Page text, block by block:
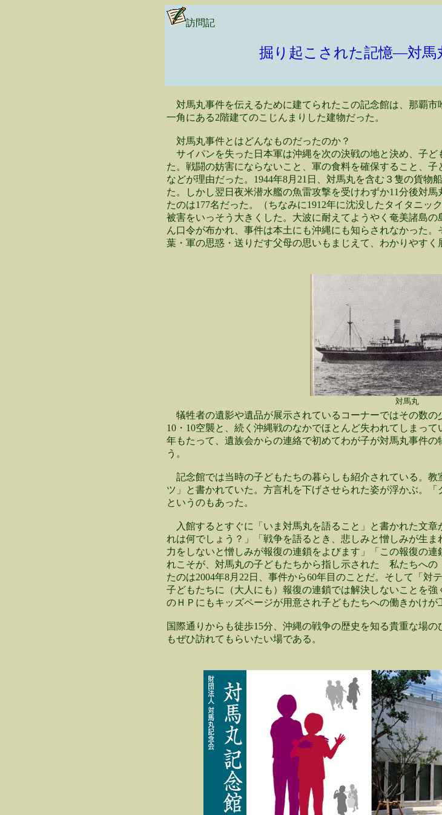
訪問記
掘り起こされた記憶―対馬
対馬丸事件を伝えるために建てられたこの記念館は、那覇
一角にある2階建てのこじんまりした建物だった。
対馬丸事件とはどんなものだったのか？
サイパンを失った日本軍は沖縄を次の決戦の地と決め、子ど
た。戦闘の妨害にならないこと、軍の食料を確保すること、
などが理由だった。1944年8月21日、対馬丸を含む３隻の貨物
た。しかし翌日夜米潜水艦の魚雷攻撃を受けわずか11分後対
たのは177名だった。（ちなみに1912年に沈没したタイタニッ
被害をいっそう大きくした。大波に耐えてようやく奄美諸島
ん口令が布かれ、事件は本土にも沖縄にも知らされなかった
葉・軍の思惑・送りだす父母の思いもまじえて、わかりやすく
対馬丸
犠牲者の遺影や遺品が展示されているコーナーではその数の
10・10空襲と、続く沖縄戦のなかでほとんど失われてしまっ
年もたって、遺族会からの連絡で初めてわが子が対馬丸事件
う。
記念館では当時の子どもたちの暮らしも紹介されている。
ツ」と書かれていた。方言札を下げさせられた姿が浮かぶ。「
というのもあった。
入館するとすぐに「いま対馬丸を語ること」と書かれた文
れは何でしょう？」「戦争を語るとき、悲しみと憎しみが生
力をしないと憎しみが報復の連鎖をよびます」「この報復の
れこそが、対馬丸の子どもたちから指し示された 私たちへの
たのは2004年8月22日、事件から60年目のことだ。そして「対
子どもたちに（大人にも）報復の連鎖では解決しないことを
のＨＰにもキッズページが用意され子どもたちへの働きかけが
国際通りからも徒歩15分、沖縄の戦争の歴史を知る貴重な場
もぜひ訪れてもらいたい場である。